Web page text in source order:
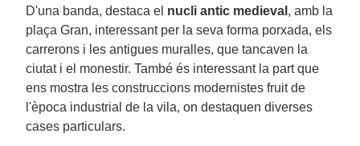
D'una banda, destaca el nucli antic medieval , amb la
plaça Gran, interessant per la seva forma porxada, els
carrerons i les antigues muralles, que tancaven la
ciutat i el monestir. També és interessant la part que
ens mostra les construccions modernistes fruit de
l'època industrial de la vila, on destaquen diverses
cases particulars.